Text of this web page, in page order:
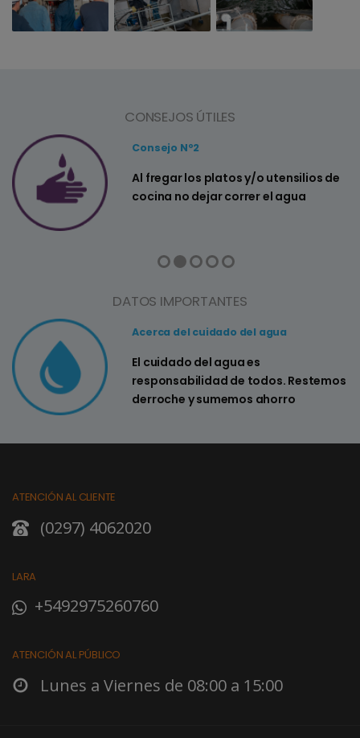
CONSEJOS ÚTILES
Consejo Nº2
Al fregar los platos y/o utensilios de
cocina no dejar correr el agua
DATOS IMPORTANTES
Acerca del cuidado del agua
El cuidado del agua es
responsabilidad de todos. Restemos
derroche y sumemos ahorro
ATENCIÓN AL CLIENTE
(0297) 4062020
LARA
+5492975260760
ATENCIÓN AL PÚBLICO
Lunes a Viernes de 08:00 a 15:00